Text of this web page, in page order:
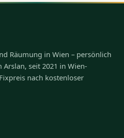
Räumung in Wien – persönlich
seit 2021 in Wien-
nach kostenloser